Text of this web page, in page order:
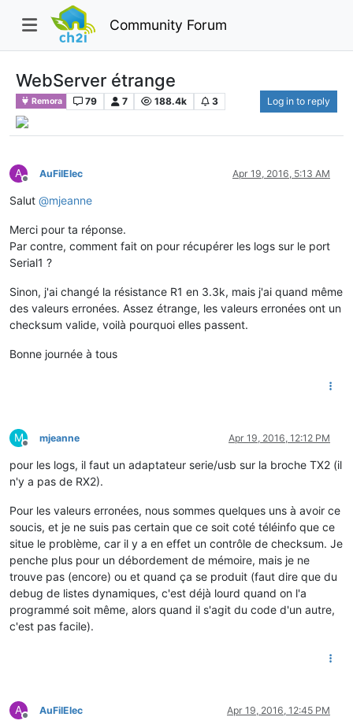
Community Forum
WebServer étrange
Remora 79 7 188.4k 3 Log in to reply
A
Offline
AuFilElec Apr 19, 2016, 5:13 AM
Salut @mjeanne
Merci pour ta réponse.
Par contre, comment fait on pour récupérer les logs sur le port
Serial1 ?
Sinon, j'ai changé la résistance R1 en 3.3k, mais j'ai quand même
des valeurs erronées. Assez étrange, les valeurs erronées ont un
checksum valide, voilà pourquoi elles passent.
Bonne journée à tous
M
Offline
mjeanne Apr 19, 2016, 12:12 PM
pour les logs, il faut un adaptateur serie/usb sur la broche TX2 (il
n'y a pas de RX2).
Pour les valeurs erronées, nous sommes quelques uns à avoir ce
soucis, et je ne suis pas certain que ce soit coté téléinfo que ce
situe le problème, car il y a en effet un contrôle de checksum. Je
penche plus pour un débordement de mémoire, mais je ne
trouve pas (encore) ou et quand ça se produit (faut dire que du
debug de listes dynamiques, c'est déjà lourd quand on l'a
programmé soit même, alors quand il s'agit du code d'un autre,
c'est pas facile).
A
Offline
AuFilElec Apr 19, 2016, 12:45 PM